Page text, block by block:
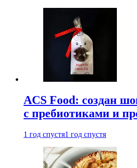
ACS Food: создан
с пребиотиками и
1 год спустя1 год спустя